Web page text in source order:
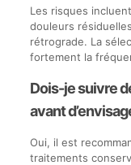
Les risques
douleurs
rétrograde. La
fortement la
Dois-je suivre
avant
Oui, il est
traitements